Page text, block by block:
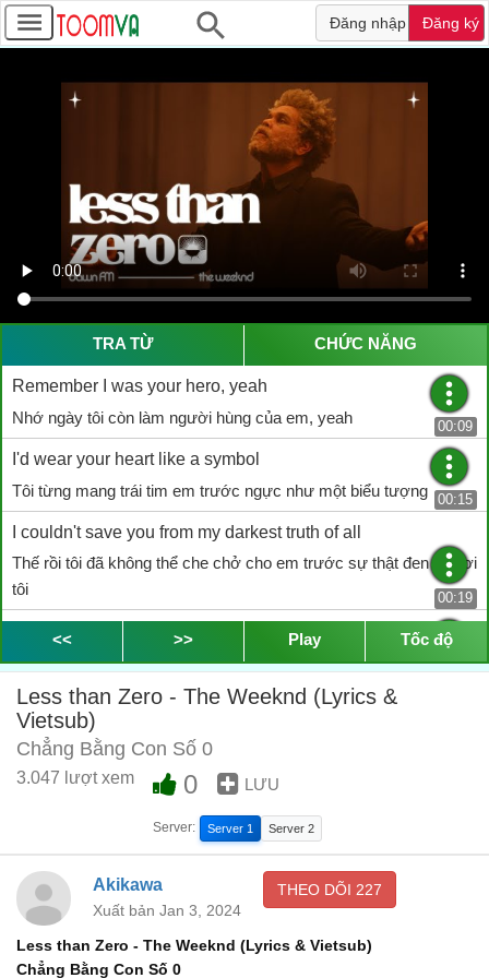
Đăng nhập Đăng ký
TRA TỪ CHỨC NĂNG
Remember I was your hero, yeah
Nhớ ngày tôi còn làm người hùng của em, yeah
00:09
I'd wear your heart like a symbol
Tôi từng mang trái tim em trước ngực như một biểu tượng 00:15
I couldn't save you from my darkest truth of all
Thế rồi tôi đã không thể che chở cho em trước sự thật đen tối nơi
tôi
00:19
Tôi biết
00:33
I'll always be less than zero
Tôi còn chẳng bao giờ bằng được con số 0 mà
Oh, yeah
You tried your best with me, I know
Em luôn cố gắng hết lòng vì tôi, tôi biết
I couldn't face you with my darkest truth of all
Tôi không thể mang sự thật đen tối nơi tôi ra đối diện với em
<< >> Play Tốc độ
Less than Zero - The Weeknd (Lyrics &
Vietsub)
Chẳng Bằng Con Số 0
3.047 lượt xem 0 LƯU
Server: Server 1 Server 2
Akikawa
Xuất bản Jan 3, 2024
THEO DÕI 227
Less than Zero - The Weeknd (Lyrics & Vietsub)
Chẳng Bằng Con Số 0